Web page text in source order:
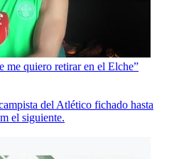
me quiero retirar en el Elche”
del Atlético fichado hasta
el siguiente.